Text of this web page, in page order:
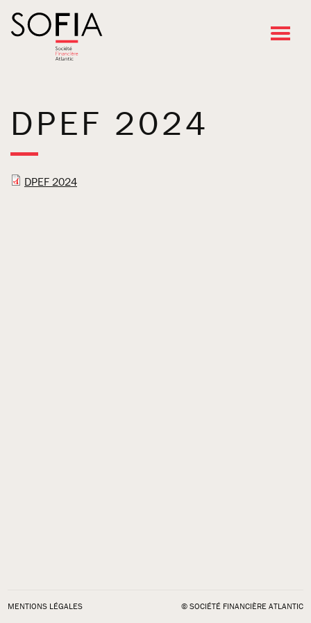
Go
to
DPEF 2024
DPEF 2024
MENTIONS LÉGALES © SOCIÉTÉ FINANCIÈRE ATLANTIC